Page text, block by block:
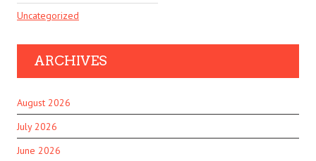
Uncategorized
ARCHIVES
August 2026
July 2026
June 2026